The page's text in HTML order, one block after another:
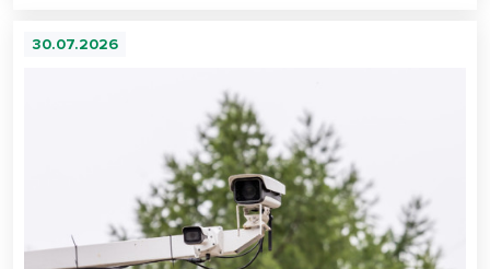
30.07.2026